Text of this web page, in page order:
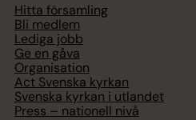
Hitta församling
Bli medlem
Lediga jobb
Ge en gåva
Organisation
Act Svenska kyrkan
Svenska kyrkan i utlandet
Press – nationell nivå